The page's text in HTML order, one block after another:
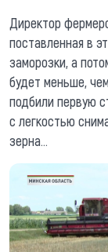
Директор
поставленная в
заморозки, а
будет меньше,
подбили первую
с легкостью
зерна...